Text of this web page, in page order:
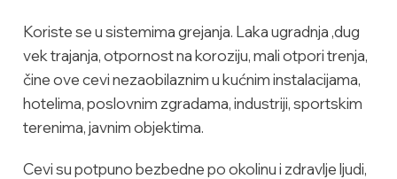
Koriste se u sistemima grejanja. Laka ugradnja ,dug
vek trajanja, otpornost na koroziju, mali otpori trenja,
čine ove cevi nezaobilaznim u kućnim instalacijama,
hotelima, poslovnim zgradama, industriji, sportskim
terenima, javnim objektima.
Cevi su potpuno bezbedne po okolinu i zdravlje ljudi,